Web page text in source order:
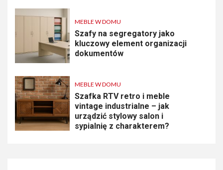
MEBLE W DOMU
Szafy na segregatory jako
kluczowy element organizacji
dokumentów
MEBLE W DOMU
Szafka RTV retro i meble
vintage industrialne – jak
urządzić stylowy salon i
sypialnię z charakterem?